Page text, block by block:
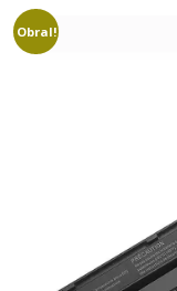
Obral!